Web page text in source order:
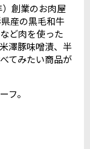
）創業のお肉屋
産の黒毛和牛
ど肉を使った
澤豚味噌漬、半
てみたい商品が
フ。